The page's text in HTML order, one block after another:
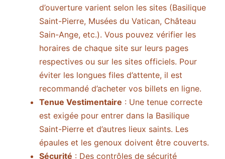
d’ouverture varient selon les sites (Basilique
Saint-Pierre, Musées du Vatican, Château
Sain-Ange, etc.). Vous pouvez vérifier les
horaires de chaque site sur leurs pages
respectives ou sur les sites officiels. Pour
éviter les longues files d’attente, il est
recommandé d’acheter vos billets en ligne.
Tenue Vestimentaire : Une tenue correcte
est exigée pour entrer dans la Basilique
Saint-Pierre et d’autres lieux saints. Les
épaules et les genoux doivent être couverts.
Sécurité : Des contrôles de sécurité